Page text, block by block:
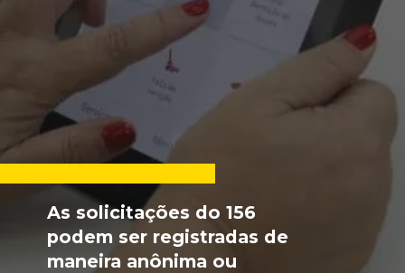
As solicitações do 156
podem ser registradas de
maneira anônima ou